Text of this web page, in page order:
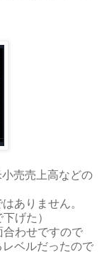
売売上高などの
ありません。
げた）
わせですので
ベルだったので